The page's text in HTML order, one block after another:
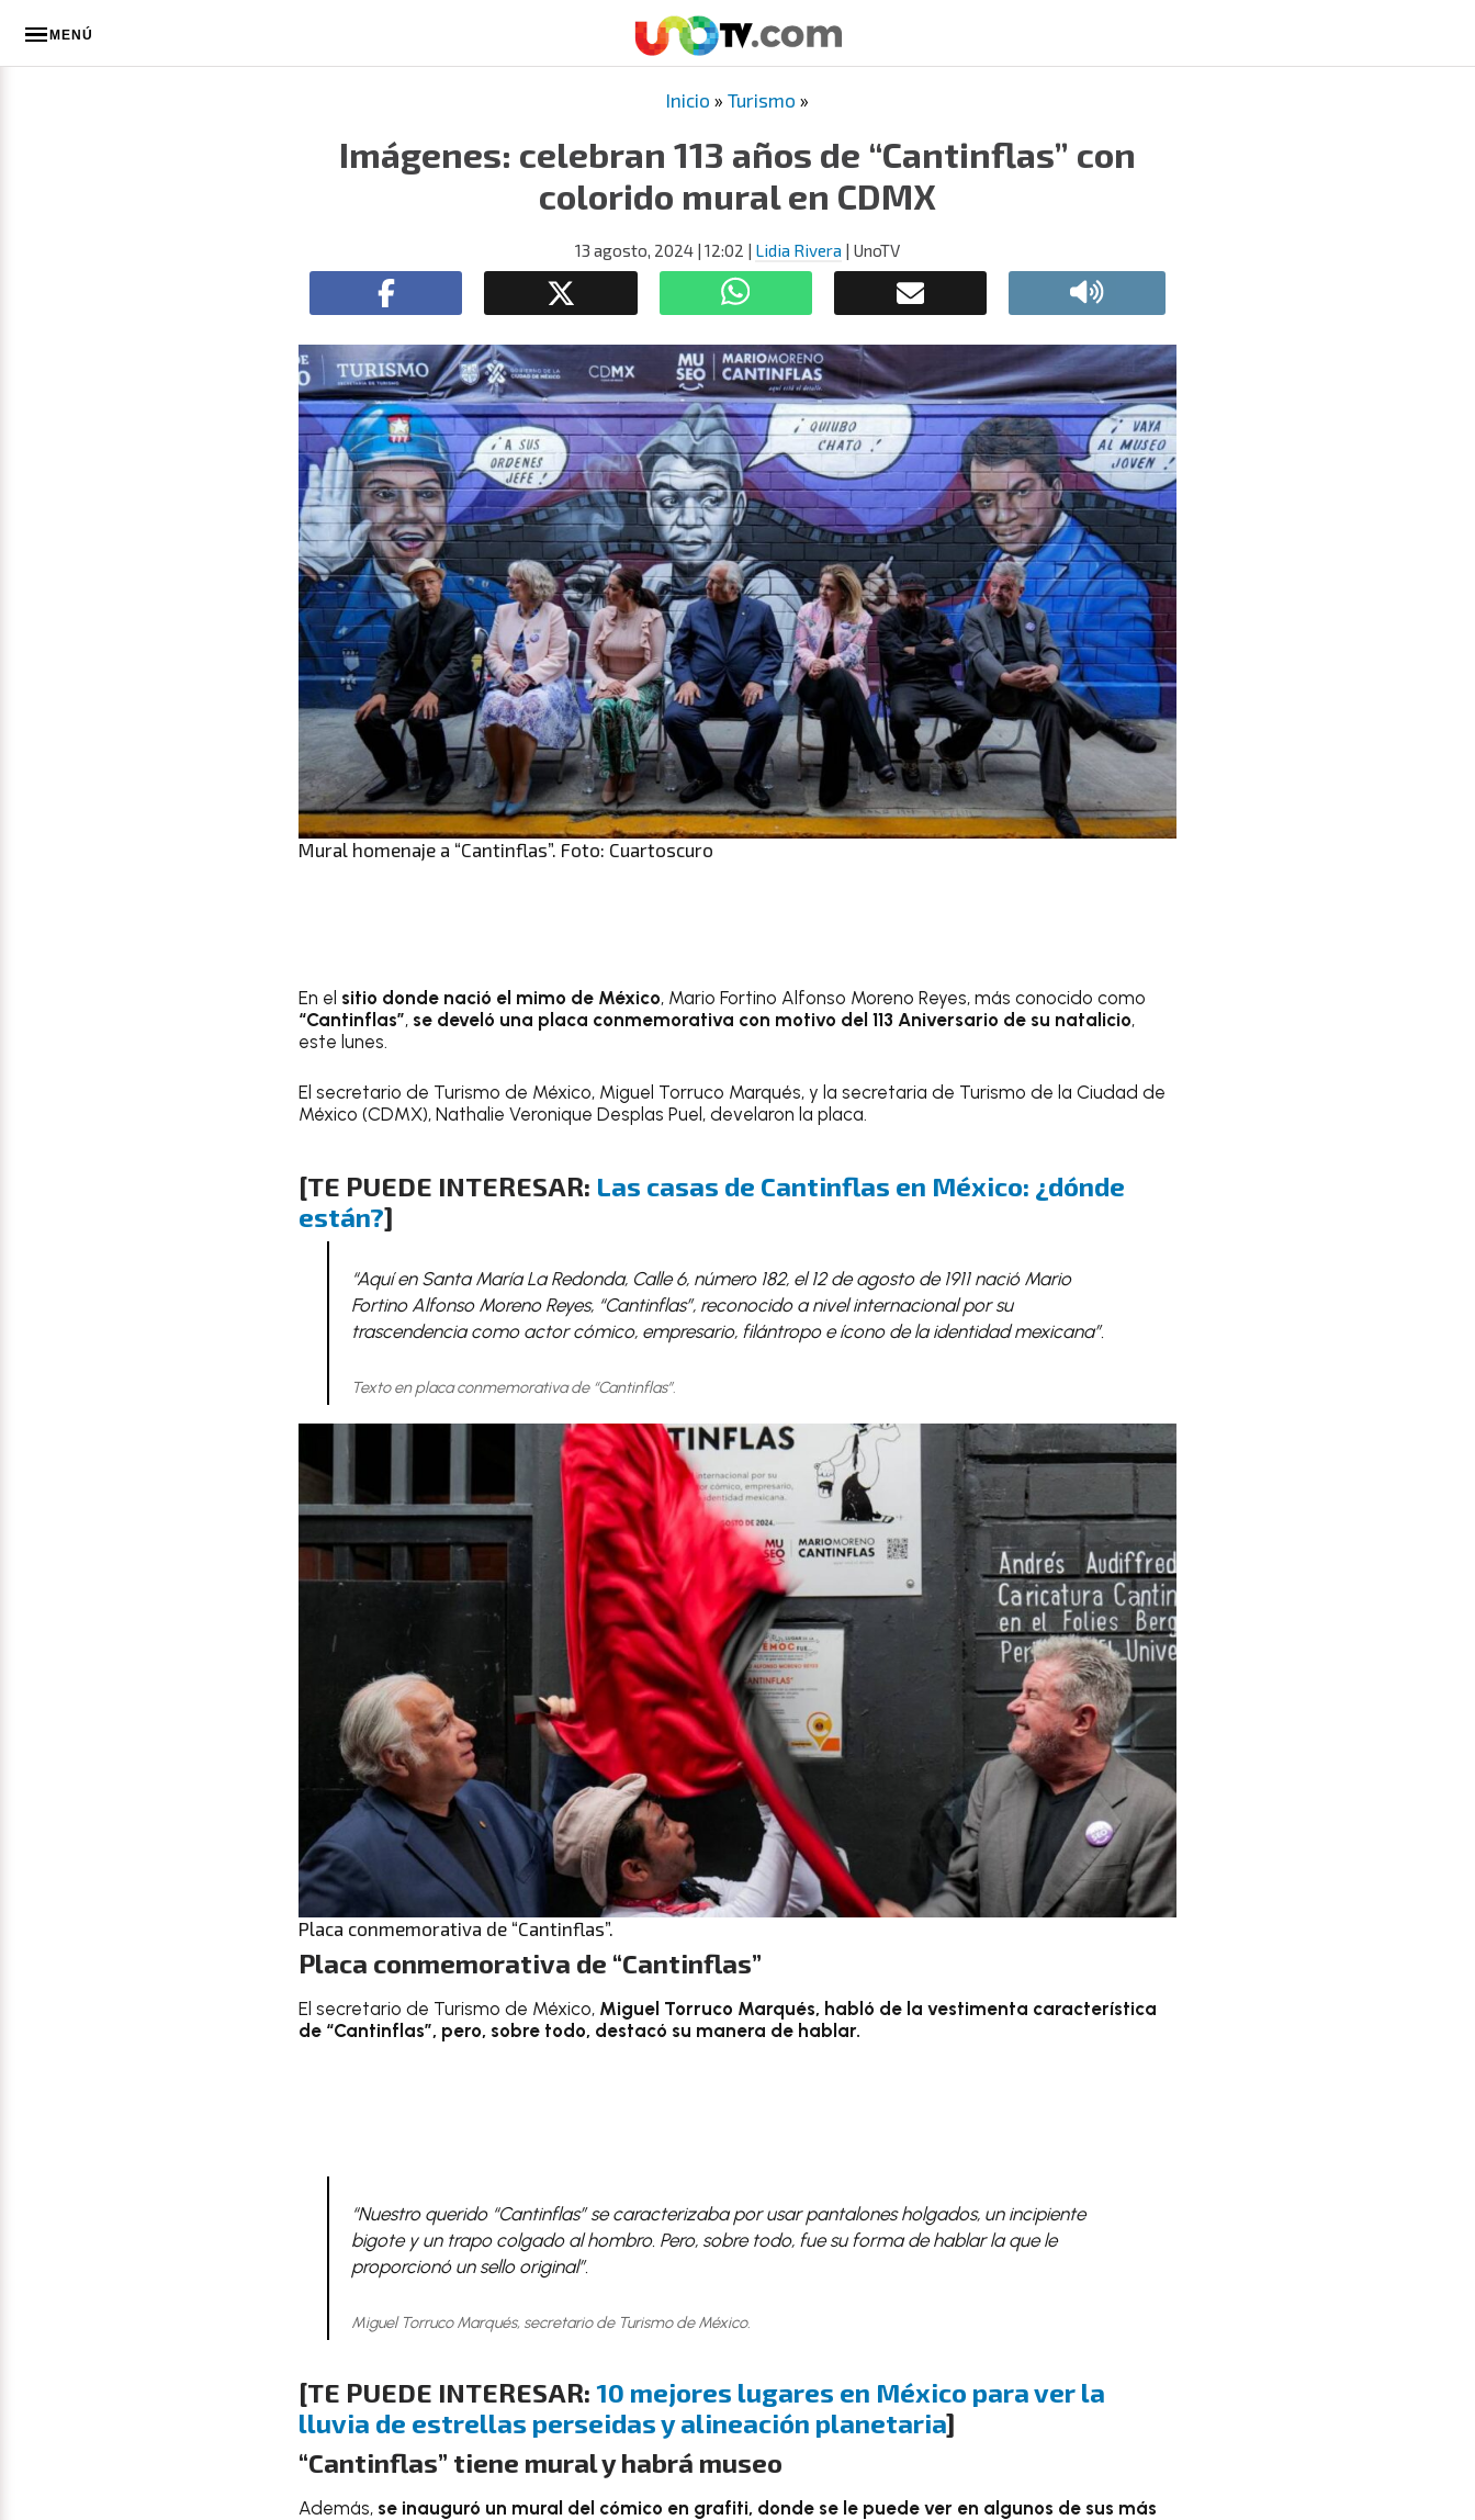
MENÚ
Inicio » Turismo »
Imágenes: celebran 113 años de “Cantinflas” con
colorido mural en CDMX
13 agosto, 2024 | 12:02 | Lidia Rivera | UnoTV
Mural homenaje a “Cantinflas”. Foto: Cuartoscuro
En el sitio donde nació el mimo de México, Mario Fortino Alfonso Moreno Reyes, más conocido como
“Cantinflas”, se develó una placa conmemorativa con motivo del 113 Aniversario de su natalicio,
este lunes.
El secretario de Turismo de México, Miguel Torruco Marqués, y la secretaria de Turismo de la Ciudad de
México (CDMX), Nathalie Veronique Desplas Puel, develaron la placa.
[TE PUEDE INTERESAR: Las casas de Cantinflas en México: ¿dónde
están?]
“Aquí en Santa María La Redonda, Calle 6, número 182, el 12 de agosto de 1911 nació Mario
Fortino Alfonso Moreno Reyes, “Cantinflas”, reconocido a nivel internacional por su
trascendencia como actor cómico, empresario, filántropo e ícono de la identidad mexicana”.
Texto en placa conmemorativa de “Cantinflas”.
Placa conmemorativa de “Cantinflas”.
Placa conmemorativa de “Cantinflas”
El secretario de Turismo de México, Miguel Torruco Marqués, habló de la vestimenta característica
de “Cantinflas”, pero, sobre todo, destacó su manera de hablar.
“Nuestro querido “Cantinflas” se caracterizaba por usar pantalones holgados, un incipiente
bigote y un trapo colgado al hombro. Pero, sobre todo, fue su forma de hablar la que le
proporcionó un sello original”.
Miguel Torruco Marqués, secretario de Turismo de México.
[TE PUEDE INTERESAR: 10 mejores lugares en México para ver la
lluvia de estrellas perseidas y alineación planetaria]
“Cantinflas” tiene mural y habrá museo
Además, se inauguró un mural del cómico en grafiti, donde se le puede ver en algunos de sus más